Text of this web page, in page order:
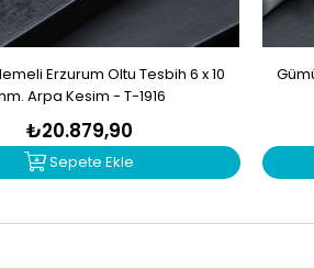
Erzurum Oltu Tesbih 6 x 10
Arpa Kesim - T-1916
₺20.879,90
Sepete Ekle